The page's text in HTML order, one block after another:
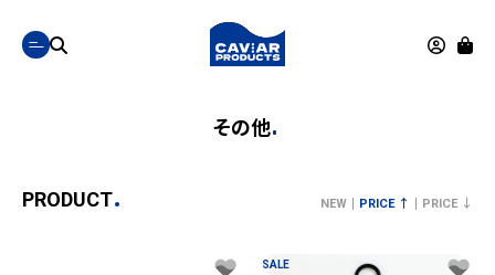
その他
PRODUCT NEW PRICE ↑ PRICE ↓
SALE